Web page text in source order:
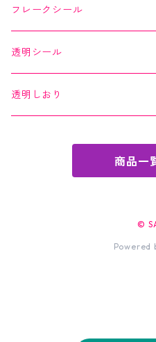
Okashi na Kaishi
ちぎり絵カード
フレークシール
透明シール
透明しおり
商品一
©
Powered